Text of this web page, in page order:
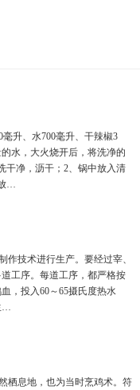
升、水700毫升、干辣椒3
水，大火烧开后，将洗净的
干净，沥干；2、锅中放入清
…
技术进行生产。要经过宰、
工序。每道工序，都严格按
，投入60～65摄氏度热水
栖息地，也为当时烹鸡术。符